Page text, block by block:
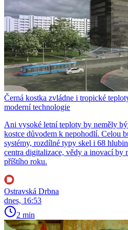
Černá kostka zvládne i tropické
moderní technologie
Ani vysoké letní teploty by neměly
kostce důvodem k nepohodlí. Celou
systémy, rozdílné typy skel i 68
centra digitalizace, vědy a inovací by
příštího roku.
Ostravská Drbna
dnes, 16:53
2 min